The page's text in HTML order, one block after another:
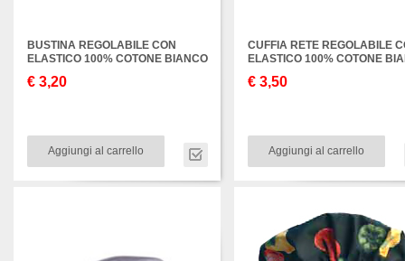
BUSTINA REGOLABILE CON
ELASTICO 100% COTONE BIANCO
€ 3,20
Aggiungi al carrello
CUFFIA RETE REGOLABILE
ELASTICO 100% COTONE
€ 3,50
Aggiungi al carrello